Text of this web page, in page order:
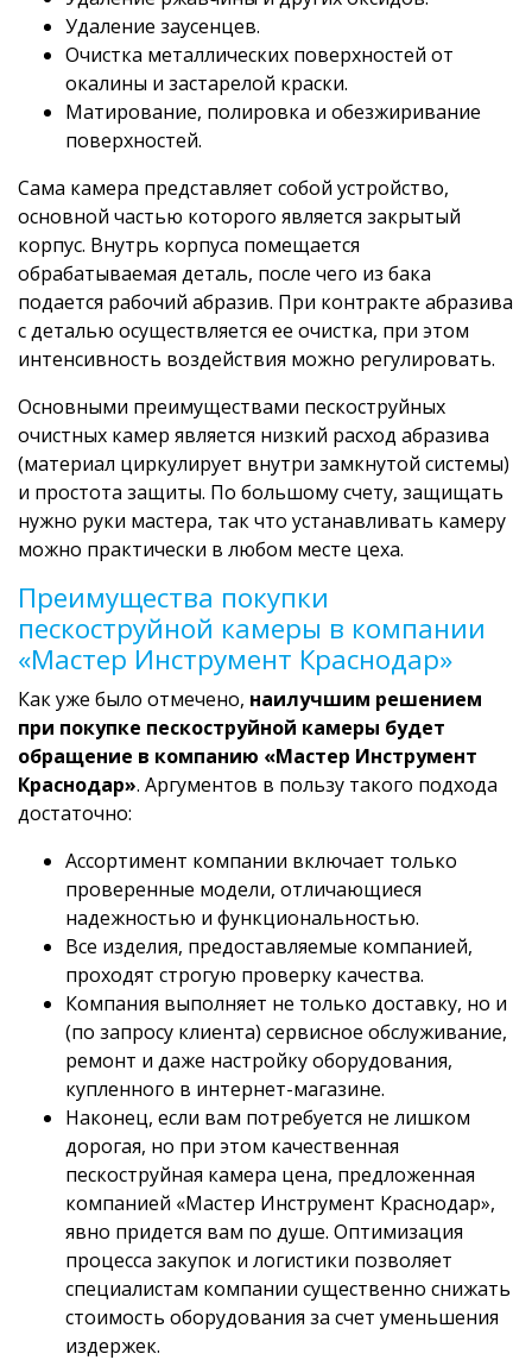
Удаление заусенцев.
Очистка металлических поверхностей от
окалины и застарелой краски.
Матирование, полировка и обезжиривание
поверхностей.
Сама камера представляет собой устройство,
основной частью которого является закрытый
корпус. Внутрь корпуса помещается
обрабатываемая деталь, после чего из бака
подается рабочий абразив. При контракте абразива
с деталью осуществляется ее очистка, при этом
интенсивность воздействия можно регулировать.
Основными преимуществами пескоструйных
очистных камер является низкий расход абразива
(материал циркулирует внутри замкнутой системы)
и простота защиты. По большому счету, защищать
нужно руки мастера, так что устанавливать камеру
можно практически в любом месте цеха.
Преимущества покупки
пескоструйной камеры в компании
«Мастер Инструмент Краснодар»
Как уже было отмечено, наилучшим решением
при покупке пескоструйной камеры будет
обращение в компанию «Мастер Инструмент
Краснодар». Аргументов в пользу такого подхода
достаточно:
Ассортимент компании включает только
проверенные модели, отличающиеся
надежностью и функциональностью.
Все изделия, предоставляемые компанией,
проходят строгую проверку качества.
Компания выполняет не только доставку, но и
(по запросу клиента) сервисное обслуживание,
ремонт и даже настройку оборудования,
купленного в интернет-магазине.
Наконец, если вам потребуется не лишком
дорогая, но при этом качественная
пескоструйная камера цена, предложенная
компанией «Мастер Инструмент Краснодар»,
явно придется вам по душе. Оптимизация
процесса закупок и логистики позволяет
специалистам компании существенно снижать
стоимость оборудования за счет уменьшения
издержек.